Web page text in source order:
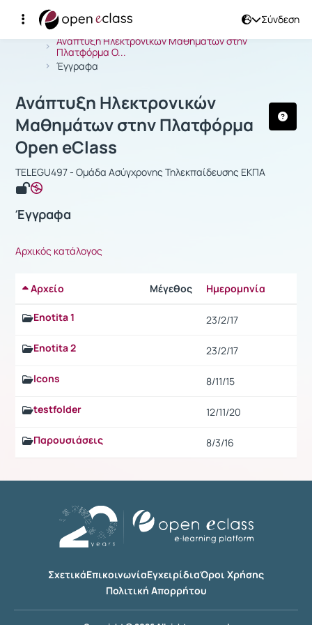
Σύνδεση
Αρχική Σελίδα
Ανάπτυξη Ηλεκτρονικών Μαθημάτων στην
Πλατφόρμα O...
Έγγραφα
Μάθημα : Ανάπτυξη Ηλεκτρονικών
Ανάπτυξη Ηλεκτρονικών
Μαθημάτων στην Πλατφόρμα
Open eClass
TELEGU497 - Ομάδα Ασύγχρονης Τηλεκπαίδευσης ΕΚΠΑ
Έγγραφα
Αρχικός κατάλογος
Αρχείο Μέγεθος Ημερομηνία
Enotita 1
23/2/17
Enotita 2 23/2/17
Icons 8/11/15
testfolder 12/11/20
Παρουσιάσεις 8/3/16
ΣχετικάΕπικοινωνίαΕγχειρίδιαΌροι Χρήσης
Πολιτική Απορρήτου